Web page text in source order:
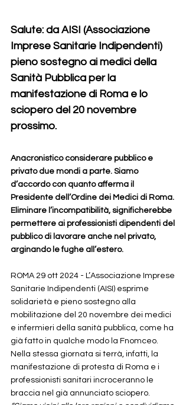
Salute: da AISI (Associazione
Imprese Sanitarie Indipendenti)
pieno sostegno ai medici della
Sanità Pubblica per la
manifestazione di Roma e lo
sciopero del 20 novembre
prossimo.
Anacronistico considerare pubblico e
privato due mondi a parte. Siamo
d’accordo con quanto afferma il
Presidente dell’Ordine dei Medici di Roma.
Eliminare l’incompatibilità, significherebbe
permettere ai professionisti dipendenti del
pubblico di lavorare anche nel privato,
arginando le fughe all’estero.
ROMA 29 ott 2024 - L’Associazione Imprese
Sanitarie Indipendenti (AISI) esprime
solidarietà e pieno sostegno alla
mobilitazione del 20 novembre dei medici
e infermieri della sanità pubblica, come ha
già fatto in qualche modo la Fnomceo.
Nella stessa giornata si terrà, infatti, la
manifestazione di protesta di Roma e i
professionisti sanitari incroceranno le
braccia nel già annunciato sciopero.